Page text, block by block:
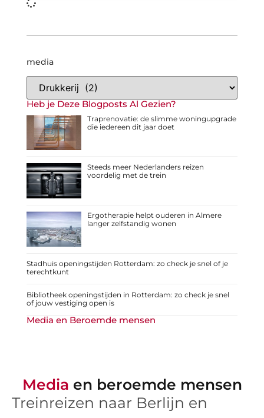
media
Heb je Deze Blogposts Al Gezien?
Traprenovatie: de slimme woningupgrade
die iedereen dit jaar doet
Steeds meer Nederlanders reizen
voordelig met de trein
Ergotherapie helpt ouderen in Almere
langer zelfstandig wonen
Stadhuis openingstijden Rotterdam: zo check je snel of je
terechtkunt
Bibliotheek openingstijden in Rotterdam: zo check je snel
of jouw vestiging open is
Media en Beroemde mensen
Media en beroemde mensen
Treinreizen naar Berlijn en